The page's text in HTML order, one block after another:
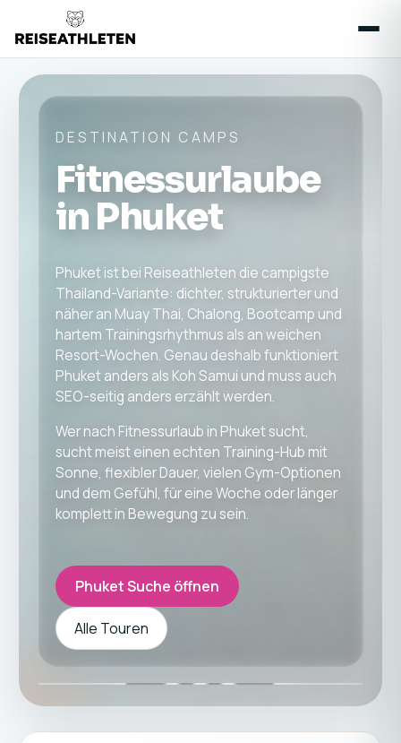
DESTINATION CAMPS
Fitnessurlaube
in Phuket
Phuket ist bei Reiseathleten die campigste
Thailand-Variante: dichter, strukturierter und
näher an Muay Thai, Chalong, Bootcamp und
hartem Trainingsrhythmus als an weichen
Resort-Wochen. Genau deshalb funktioniert
Phuket anders als Koh Samui und muss auch
SEO-seitig anders erzählt werden.
Wer nach Fitnessurlaub in Phuket sucht,
sucht meist einen echten Training-Hub mit
Sonne, flexibler Dauer, vielen Gym-Optionen
und dem Gefühl, für eine Woche oder länger
komplett in Bewegung zu sein.
Phuket Suche öffnen
Alle Touren